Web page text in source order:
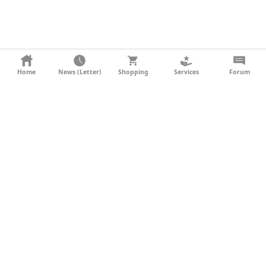
KONTAKT
Home News (Letter) Shopping Services Forum